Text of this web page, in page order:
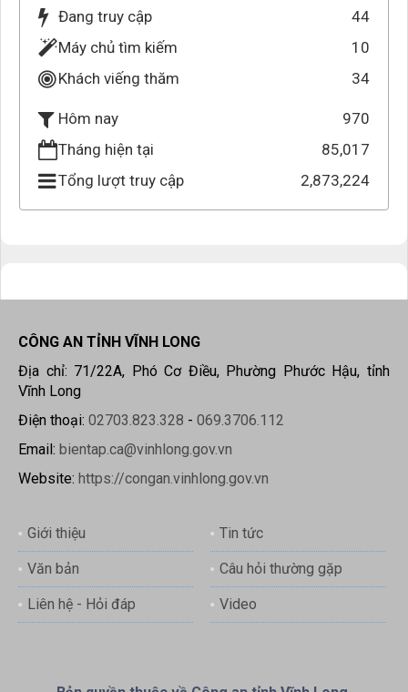
Đang truy cập
44
Máy chủ tìm kiếm
10
Khách viếng thăm
34
Hôm nay
970
Tháng hiện tại
85,017
Tổng lượt truy cập
2,873,224
CÔNG AN TỈNH VĨNH LONG
Địa chỉ: 71/22A, Phó Cơ Điều, Phường Phước Hậu, tỉnh
Vĩnh Long
Điện thoại: 02703.823.328 - 069.3706.112
Email: bientap.ca@vinhlong.gov.vn
Website: https://congan.vinhlong.gov.vn
Giới thiệu Tin tức
Văn bản Câu hỏi thường gặp
Liên hệ - Hỏi đáp Video